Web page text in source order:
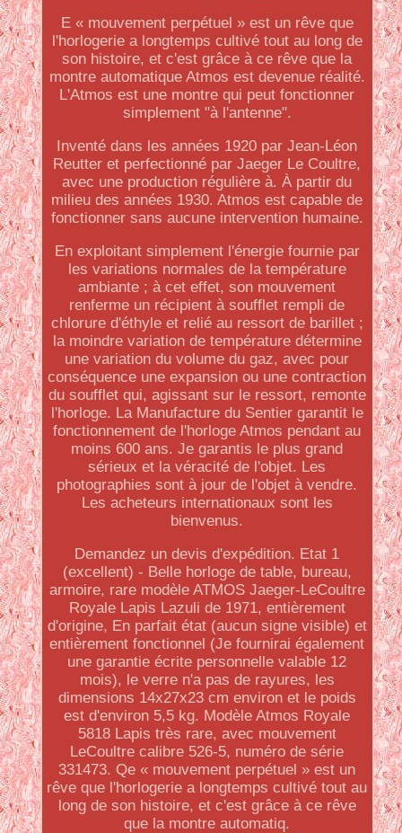
E « mouvement perpétuel » est un rêve que
l'horlogerie a longtemps cultivé tout au long de
son histoire, et c'est grâce à ce rêve que la
montre automatique Atmos est devenue réalité.
L'Atmos est une montre qui peut fonctionner
simplement "à l'antenne".
Inventé dans les années 1920 par Jean-Léon
Reutter et perfectionné par Jaeger Le Coultre,
avec une production régulière à. À partir du
milieu des années 1930. Atmos est capable de
fonctionner sans aucune intervention humaine.
En exploitant simplement l'énergie fournie par
les variations normales de la température
ambiante ; à cet effet, son mouvement
renferme un récipient à soufflet rempli de
chlorure d'éthyle et relié au ressort de barillet ;
la moindre variation de température détermine
une variation du volume du gaz, avec pour
conséquence une expansion ou une contraction
du soufflet qui, agissant sur le ressort, remonte
l'horloge. La Manufacture du Sentier garantit le
fonctionnement de l'horloge Atmos pendant au
moins 600 ans. Je garantis le plus grand
sérieux et la véracité de l'objet. Les
photographies sont à jour de l'objet à vendre.
Les acheteurs internationaux sont les
bienvenus.
Demandez un devis d'expédition. Etat 1
(excellent) - Belle horloge de table, bureau,
armoire, rare modèle ATMOS Jaeger-LeCoultre
Royale Lapis Lazuli de 1971, entièrement
d'origine, En parfait état (aucun signe visible) et
entièrement fonctionnel (Je fournirai également
une garantie écrite personnelle valable 12
mois), le verre n'a pas de rayures, les
dimensions 14x27x23 cm environ et le poids
est d'environ 5,5 kg. Modèle Atmos Royale
5818 Lapis très rare, avec mouvement
LeCoultre calibre 526-5, numéro de série
331473. Qe « mouvement perpétuel » est un
rêve que l'horlogerie a longtemps cultivé tout au
long de son histoire, et c'est grâce à ce rêve
que la montre automatiq.